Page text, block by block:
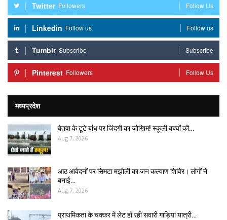
Twitter Followers Follow Us
Linkedin Follow us Follow us
Tumblr Subscribe Subscribe
Pinterest Followers Follow Us
मध्यप्रदेश
बेतवा के टूटे बांध पर जिंदगी का जोखिम! स्कूली बच्चों की…
Aug 7, 2026
आठ आवेदनों पर सिमटा मझौली का जन कल्याण शिविर। लोगों ने
बनाई…
Aug 7, 2026
प्राथमिकता के चक्कर में लेट हो रहीं सवारी गाड़ियां यात्री…